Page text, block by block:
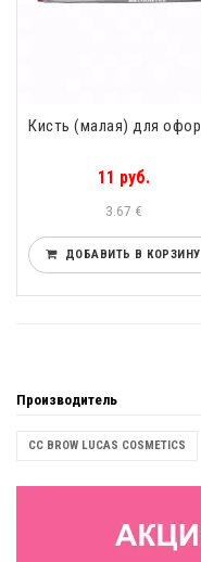
11 руб.
3.67 €
ДОБАВИТЬ В КОРЗИНУ
Производитель
CC BROW LUCAS COSMETICS